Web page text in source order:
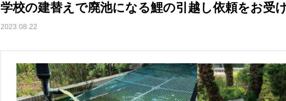
学校の建替えで廃池になる鯉の引越し依頼をお受
2023.08.22